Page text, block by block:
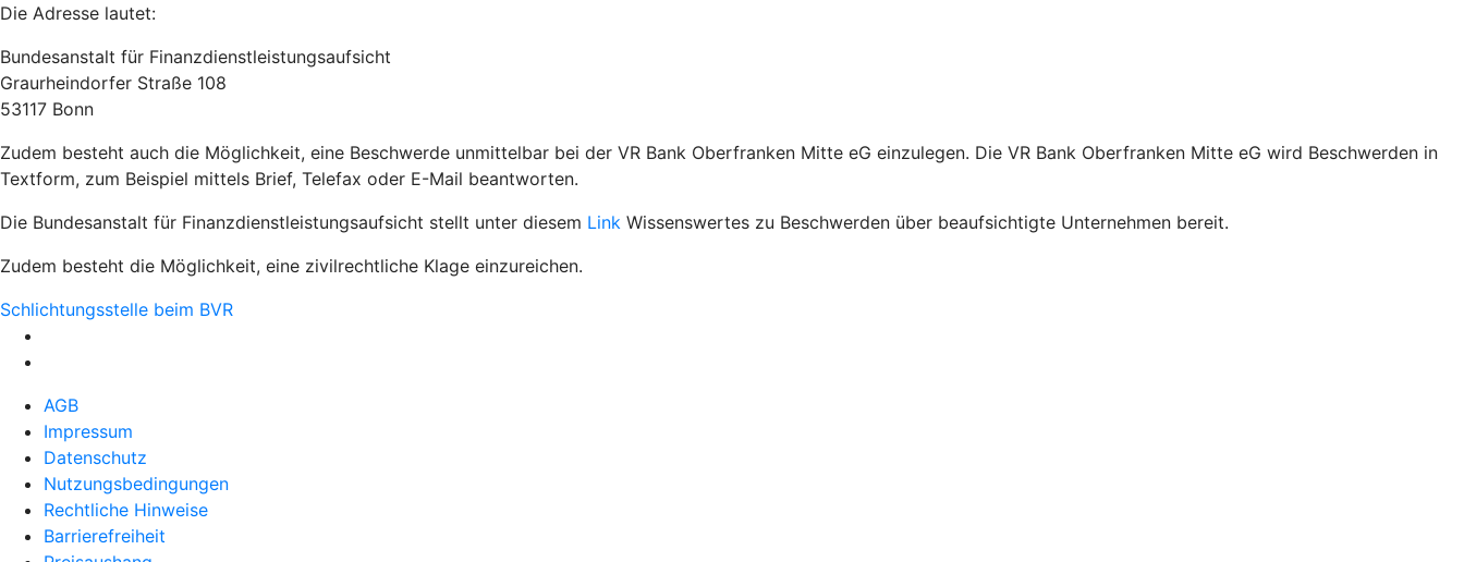
Die Adresse lautet:
Bundesanstalt für Finanzdienstleistungsaufsicht
Graurheindorfer Straße 108
53117 Bonn
Zudem besteht auch die Möglichkeit, eine Beschwerde unmittelbar bei der VR Bank Oberfranken Mitte eG einzulegen. Die VR Bank Oberfranken Mitte eG wird Beschwerden in
Textform, zum Beispiel mittels Brief, Telefax oder E-Mail beantworten.
Die Bundesanstalt für Finanzdienstleistungsaufsicht stellt unter diesem Link Wissenswertes zu Beschwerden über beaufsichtigte Unternehmen bereit.
Zudem besteht die Möglichkeit, eine zivilrechtliche Klage einzureichen.
Schlichtungsstelle beim BVR
AGB
Impressum
Datenschutz
Nutzungsbedingungen
Rechtliche Hinweise
Barrierefreiheit